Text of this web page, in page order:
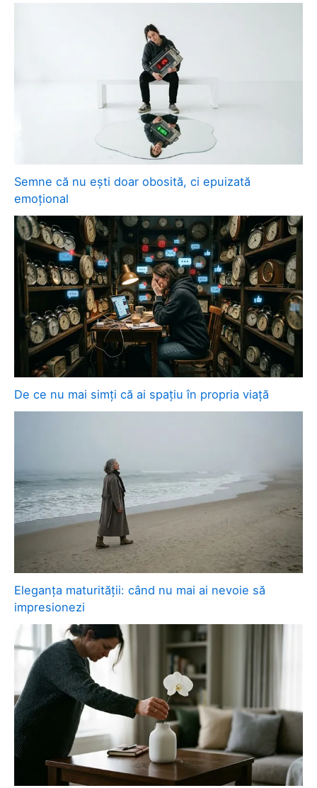
Semne că nu ești doar obosită, ci epuizată
emoțional
De ce nu mai simți că ai spațiu în propria viață
Eleganța maturității: când nu mai ai nevoie să
impresionezi